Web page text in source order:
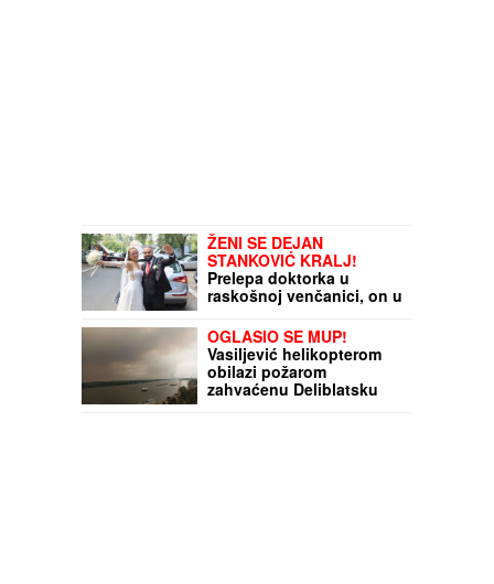
ŽENI SE DEJAN
STANKOVIĆ KRALJ!
Prelepa doktorka u
raskošnoj venčanici, on u
kravatom: Ne skidaju
osmeh pred crkveno
venčanje
OGLASIO SE MUP!
Vasiljević helikopterom
obilazi požarom
zahvaćenu Deliblatsku